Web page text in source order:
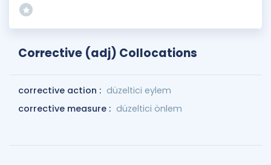
Corrective (adj) Collocations
corrective action : düzeltici eylem
corrective measure : düzeltici önlem